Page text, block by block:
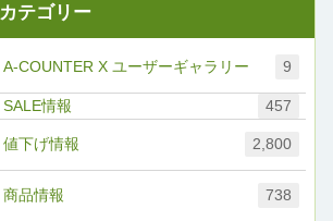
カテゴリー
A-COUNTER X ユーザーギャラリー 9
457
値下げ情報 2,800
商品情報 738